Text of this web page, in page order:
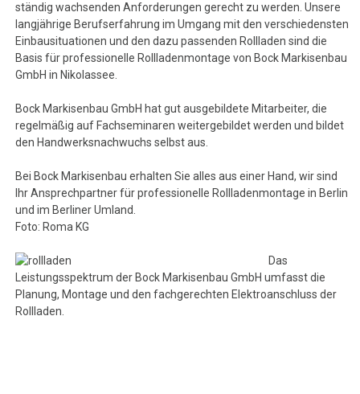
ständig wachsenden Anforderungen gerecht zu werden. Unsere
langjährige Berufserfahrung im Umgang mit den verschiedensten
Einbausituationen und den dazu passenden Rollladen sind die
Basis für professionelle Rollladenmontage von Bock Markisenbau
GmbH in Nikolassee.
Bock Markisenbau GmbH hat gut ausgebildete Mitarbeiter, die
regelmäßig auf Fachseminaren weitergebildet werden und bildet
den Handwerksnachwuchs selbst aus.
Bei Bock Markisenbau erhalten Sie alles aus einer Hand, wir sind
Ihr Ansprechpartner für professionelle Rollladenmontage in Berlin
und im Berliner Umland.
Foto: Roma KG
Das
Leistungsspektrum der Bock Markisenbau GmbH umfasst die
Planung, Montage und den fachgerechten Elektroanschluss der
Rollladen.